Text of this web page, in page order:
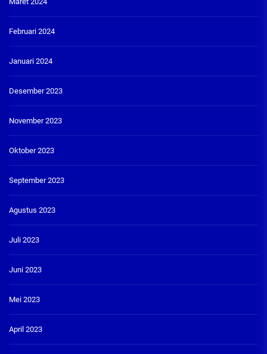
Februari 2024
Januari 2024
Desember 2023
November 2023
Oktober 2023
September 2023
Agustus 2023
Juli 2023
Juni 2023
Mei 2023
April 2023